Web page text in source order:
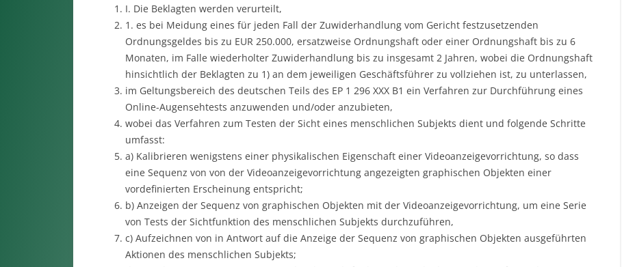
I. Die Beklagten werden verurteilt,
1. es bei Meidung eines für jeden Fall der Zuwiderhandlung vom Gericht festzusetzenden
Ordnungsgeldes bis zu EUR 250.000, ersatzweise Ordnungshaft oder einer Ordnungshaft bis zu 6
Monaten, im Falle wiederholter Zuwiderhandlung bis zu insgesamt 2 Jahren, wobei die Ordnungshaft
hinsichtlich der Beklagten zu 1) an dem jeweiligen Geschäftsführer zu vollziehen ist, zu unterlassen,
im Geltungsbereich des deutschen Teils des EP 1 296 XXX B1 ein Verfahren zur Durchführung eines
Online-Augensehtests anzuwenden und/oder anzubieten,
wobei das Verfahren zum Testen der Sicht eines menschlichen Subjekts dient und folgende Schritte
umfasst:
a) Kalibrieren wenigstens einer physikalischen Eigenschaft einer Videoanzeigevorrichtung, so dass
eine Sequenz von von der Videoanzeigevorrichtung angezeigten graphischen Objekten einer
vordefinierten Erscheinung entspricht;
b) Anzeigen der Sequenz von graphischen Objekten mit der Videoanzeigevorrichtung, um eine Serie
von Tests der Sichtfunktion des menschlichen Subjekts durchzuführen,
c) Aufzeichnen von in Antwort auf die Anzeige der Sequenz von graphischen Objekten ausgeführten
Aktionen des menschlichen Subjekts;